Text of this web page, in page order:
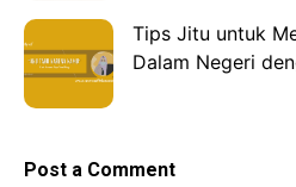
Tips Jitu untuk
Dalam Negeri
Post a Comment